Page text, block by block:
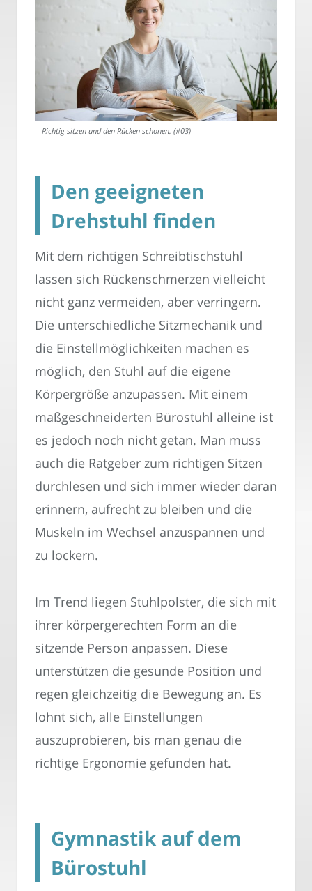
Richtig sitzen und den Rücken schonen. (#03)
Den geeigneten
Drehstuhl finden
Mit dem richtigen Schreibtischstuhl
lassen sich Rückenschmerzen vielleicht
nicht ganz vermeiden, aber verringern.
Die unterschiedliche Sitzmechanik und
die Einstellmöglichkeiten machen es
möglich, den Stuhl auf die eigene
Körpergröße anzupassen. Mit einem
maßgeschneiderten Bürostuhl alleine ist
es jedoch noch nicht getan. Man muss
auch die Ratgeber zum richtigen Sitzen
durchlesen und sich immer wieder daran
erinnern, aufrecht zu bleiben und die
Muskeln im Wechsel anzuspannen und
zu lockern.
Im Trend liegen Stuhlpolster, die sich mit
ihrer körpergerechten Form an die
sitzende Person anpassen. Diese
unterstützen die gesunde Position und
regen gleichzeitig die Bewegung an. Es
lohnt sich, alle Einstellungen
auszuprobieren, bis man genau die
richtige Ergonomie gefunden hat.
Gymnastik auf dem
Bürostuhl